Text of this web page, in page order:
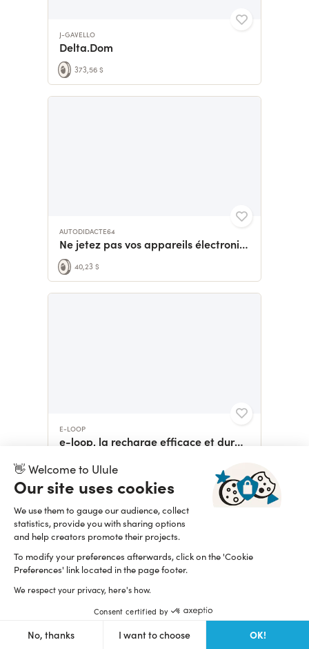
👋 Welcome to Ulule
Our site uses cookies
We use them to gauge our audience, collect
statistics, provide you with sharing options
and help creators promote their projects.
To modify your preferences afterwards, click on the 'Cookie
Preferences' link located in the page footer.
We respect your privacy, here's how.
Consent certified by
No, thanks I want to choose OK!
J-GAVELLO
Delta.Dom
373,56 $
AUTODIDACTE64
Ne jetez pas vos appareils électroniques!!! Tout se répare!
40,23 $
E-LOOP
e-loop, la recharge efficace et durable !
2 298,85 $